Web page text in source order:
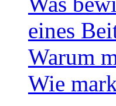
eines
Warum
Wie